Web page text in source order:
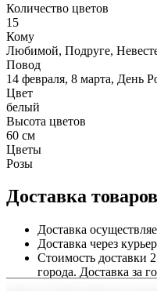
Количество цветов
15
Кому
Любимой, Подруге,
Повод
14 февраля, 8 марта, День
Цвет
белый
Высота цветов
60 см
Цветы
Розы
Доставка товаров
Доставка
Доставка через
Стоимость доставки
города. Доставка за